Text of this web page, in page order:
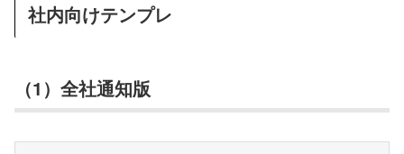
社内向けテンプレ
（1）全社通知版